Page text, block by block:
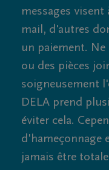
messages visent
mail, d'autres
un paiement.
ou des pièces
soigneusement
DELA prend
éviter cela.
d'hameçonnage
jamais être